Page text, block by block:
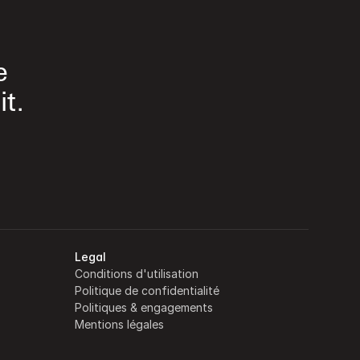
Legal
Conditions d'utilisation
Politique de confidentialité
Politiques & engagements
Mentions légales